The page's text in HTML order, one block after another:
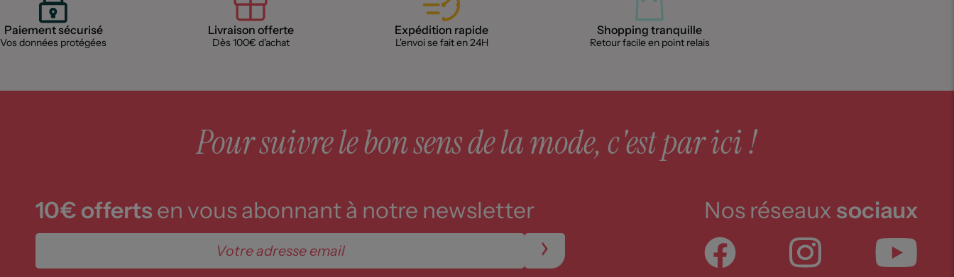
Paiement sécurisé
Vos données protégées
Livraison offerte
Dès 100€ d'achat
Expédition rapide
L'envoi se fait en 24H
Shopping tranquille
Retour facile en point relais
Pour suivre le bon sens de la mode, c'est par ici !
10€ offerts en vous abonnant à notre newsletter Nos réseaux sociaux